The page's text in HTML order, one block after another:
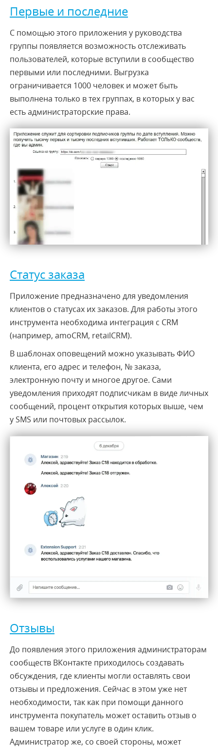
Первые и последние
С помощью этого приложения у руководства
группы появляется возможность отслеживать
пользователей, которые вступили в сообщество
первыми или последними. Выгрузка
ограничивается 1000 человек и может быть
выполнена только в тех группах, в которых у вас
есть администраторские права.
Статус заказа
Приложение предназначено для уведомления
клиентов о статусах их заказов. Для работы этого
инструмента необходима интеграция с CRM
(например, amoCRM, retailCRM).
В шаблонах оповещений можно указывать ФИО
клиента, его адрес и телефон, № заказа,
электронную почту и многое другое. Сами
уведомления приходят подписчикам в виде личных
сообщений, процент открытия которых выше, чем
у SMS или почтовых рассылок.
Отзывы
До появления этого приложения администраторам
сообществ ВКонтакте приходилось создавать
обсуждения, где клиенты могли оставлять свои
отзывы и предложения. Сейчас в этом уже нет
необходимости, так как при помощи данного
инструмента покупатель может оставить отзыв о
вашем товаре или услуге в один клик.
Администратор же, со своей стороны, может